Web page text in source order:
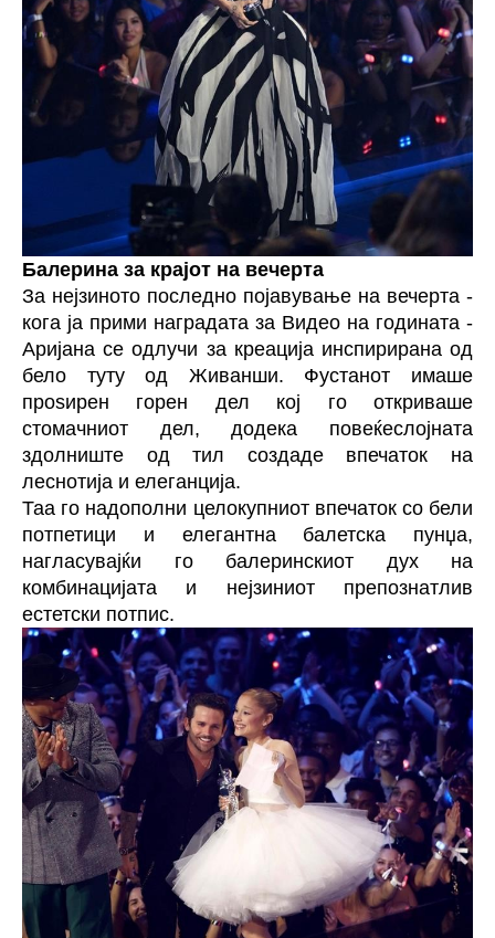
Балерина за крајот на вечерта
За нејзиното последно појавување на вечерта -
кога ја прими наградата за Видео на годината -
Аријана се одлучи за креација инспирирана од
бело туту од Живанши. Фустанот имаше
проѕирен горен дел кој го откриваше
стомачниот дел, додека повеќеслојната
здолниште од тил создаде впечаток на
леснотија и елеганција.
Таа го надополни целокупниот впечаток со бели
потпетици и елегантна балетска пунџа,
нагласувајќи го балеринскиот дух на
комбинацијата и нејзиниот препознатлив
естетски потпис.